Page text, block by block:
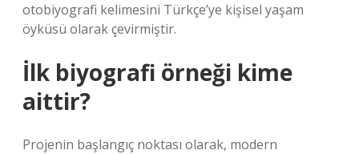
otobiyografi kelimesini Türkçe’ye kişisel yaşam
öyküsü olarak çevirmiştir.
İlk biyografi örneği kime
aittir?
Projenin başlangıç ​​noktası olarak, modern